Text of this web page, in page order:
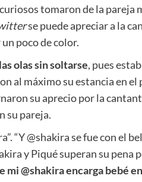
tomaron de la pareja
se puede apreciar a la
poco de color.
olas sin soltarse, pues
al máximo su estancia en el
su aprecio por la
su pareja.
“Y @shakira se fue con el
y Piqué superan su pena
mi @shakira encarga bebé